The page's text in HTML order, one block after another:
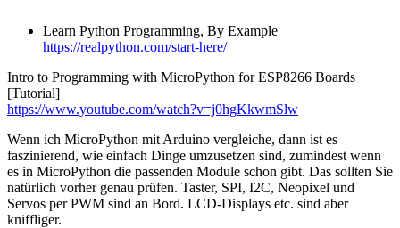
Learn Python Programming, By Example
https://realpython.com/start-here/
Intro to Programming with MicroPython for ESP8266 Boards
[Tutorial]
https://www.youtube.com/watch?v=j0hgKkwmSlw
Wenn ich MicroPython mit Arduino vergleiche, dann ist es
faszinierend, wie einfach Dinge umzusetzen sind, zumindest wenn
es in MicroPython die passenden Module schon gibt. Das sollten Sie
natürlich vorher genau prüfen. Taster, SPI, I2C, Neopixel und
Servos per PWM sind an Bord. LCD-Displays etc. sind aber
kniffliger.